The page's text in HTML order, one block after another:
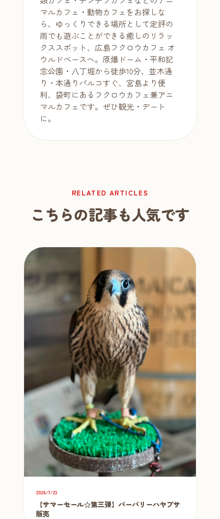
マルカフェ・動物カフェをお探しな
ら、ゆっくりできる場所として定評の
雨でも遊ぶことができる癒しのリラッ
クススポット、広島フクロウカフェ オ
ウルドベースへ。原爆ドーム・平和記
念公園・八丁堀から徒歩10分、並木通
り・本通りパルコすぐ、宮島より便
利、袋町にあるフクロウカフェ兼アニ
マルカフェです。ぜひ観光・デート
に。
RELATED ARTICLES
こちらの記事も人気です
2026/7/23
【サマーセール☆第三弾】バーバリーハヤブサ
販売